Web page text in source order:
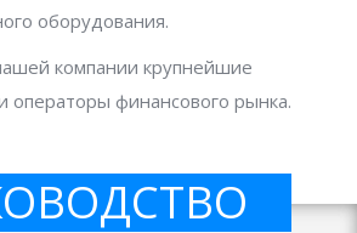
оборудования.
компании крупнейшие
операторы финансового рынка.